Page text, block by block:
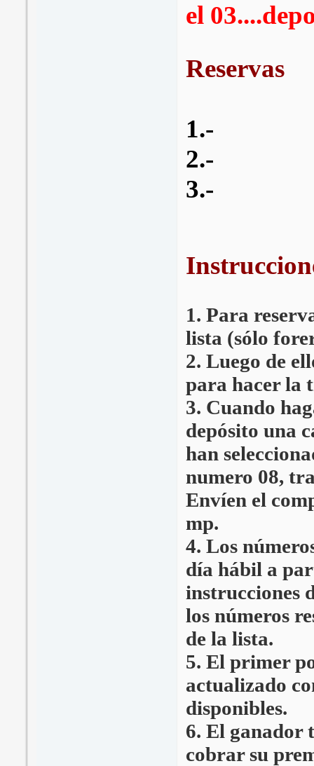
el
Reservas
1.-
2.-
3.-
1. Para
lista (sólo
2. Luego de
para hacer la
3. Cuando
depósito una
han
numero 08,
Envíen el
mp.
4. Los
día hábil a
instrucciones
los números
de la lista.
5. El primer
actualizado
disponibles.
6. El ganador
cobrar su